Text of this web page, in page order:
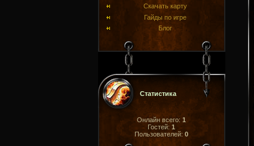
Скачать карту
Гайды по игре
Блог
Статистика
Онлайн всего: 1
Гостей: 1
Пользователей: 0